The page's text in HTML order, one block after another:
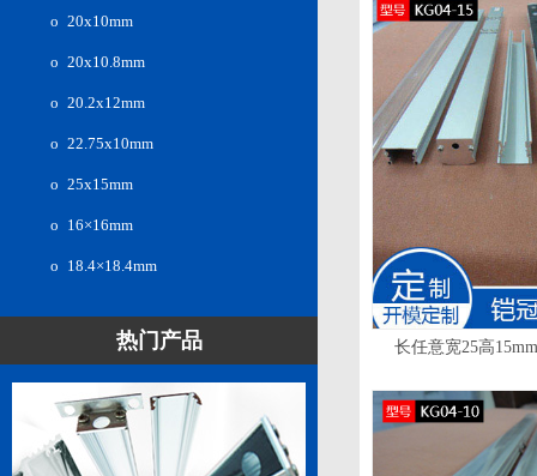
ο 20x10mm
ο 20x10.8mm
ο 20.2x12mm
ο 22.75x10mm
ο 25x15mm
ο 16×16mm
ο 18.4×18.4mm
热门产品 长任意宽25高